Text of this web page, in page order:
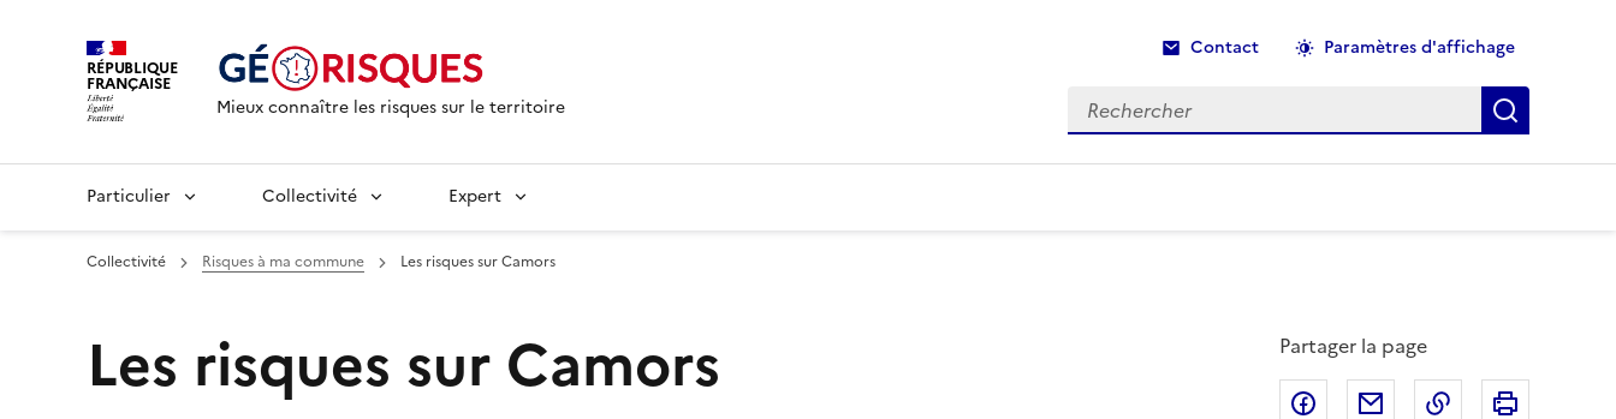
RÉPUBLIQUE
FRANÇAISE
Mieux connaître les risques sur le territoire
Contact Paramètres d'affichage
Rechercher Recherche
Particulier Collectivité Expert
Collectivité Risques à ma commune Les risques sur Camors
Les risques sur Camors
Partager la page
Partager sur Facebook
Partager par email
Copier dans le